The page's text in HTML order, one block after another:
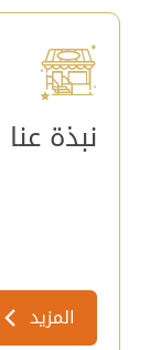
نبذة عنا
المزيد